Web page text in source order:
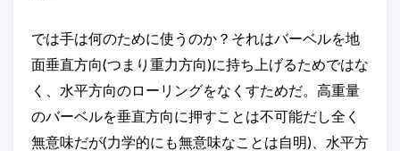
では手は何のために使うのか？それはバーベルを地
面垂直方向(つまり重力方向)に持ち上げるためではな
く、水平方向のローリングをなくすためだ。高重量
のバーベルを垂直方向に押すことは不可能だし全く
無意味だが(力学的にも無意味なことは自明)、水平方